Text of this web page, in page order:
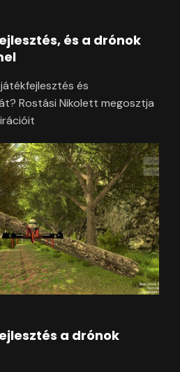
és a drónok
és
Rostási Nikolett megosztja
a drónok